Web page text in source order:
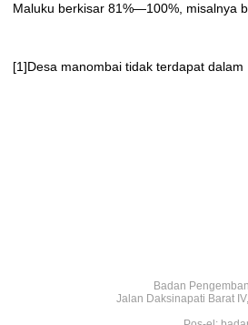
Maluku berkisar 81%—100%, misalnya
[1]Desa manombai tidak terdapat
Badan
Jalan Daksinapati Barat